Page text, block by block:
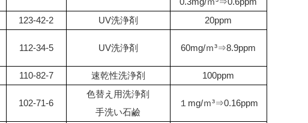
123-42-2 UV洗浄剤
20ppm
112-34-5 UV洗浄剤 60mg/ｍ³⇒8.9ppm
110-82-7 速乾性洗浄剤 100ppm
102-71-6
色替え用洗浄剤
手洗い石鹼
１mg/ｍ³⇒0.16ppm